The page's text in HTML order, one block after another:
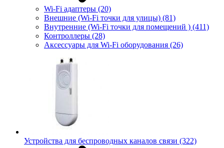
Wi-Fi адаптеры (20)
Внешние (Wi-Fi точки для улицы) (81)
Внутренние (Wi-Fi точки для помещений ) (411)
Контроллеры (28)
Аксессуары для Wi-Fi оборудования (26)
Устройства для беспроводных каналов связи (322)